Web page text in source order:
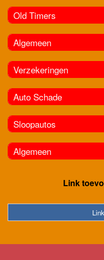
Old Timers
Algemeen
Verzekeringen
Auto Schade
Sloopautos
Algemeen
Link